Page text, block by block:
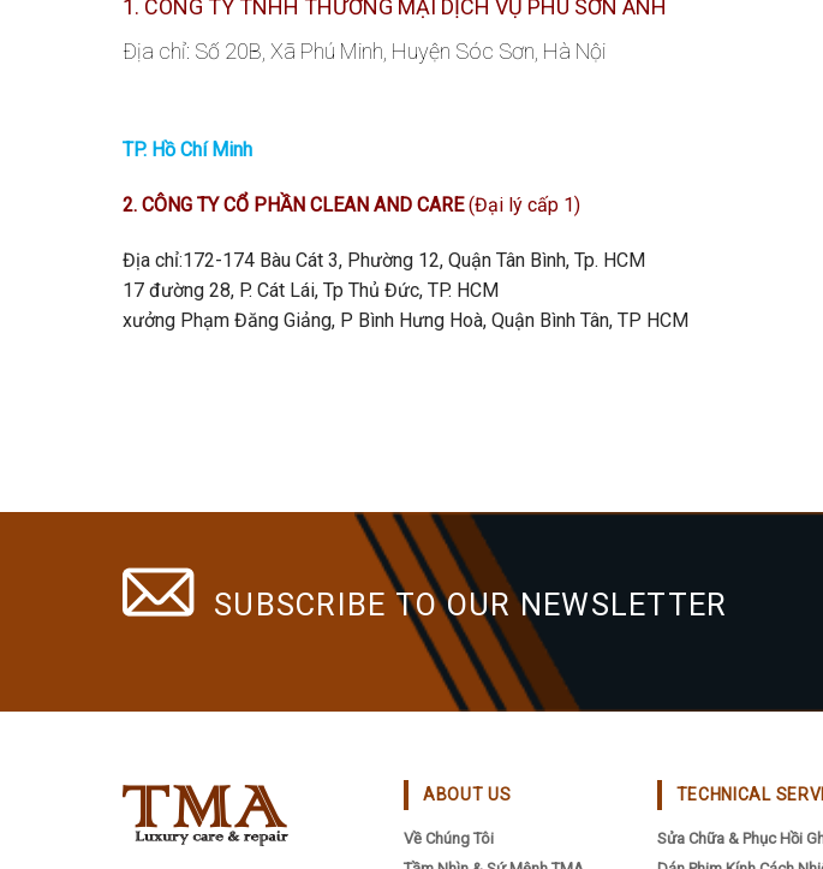
1. CÔNG TY TNHH THƯƠNG MẠI DỊCH VỤ PHÚ SƠN ANH
Địa chỉ: Số 20B, Xã Phú Minh, Huyện Sóc Sơn, Hà Nội
TP. Hồ Chí Minh
2. CÔNG TY CỔ PHẦN CLEAN AND CARE(Đại lý cấp 1)
Địa chỉ:172-174 Bàu Cát 3, Phường 12, Quận Tân Bình, Tp. HCM
17 đường 28, P. Cát Lái, Tp Thủ Đức, TP. HCM
xưởng Phạm Đăng Giảng, P Bình Hưng Hoà, Quận Bình Tân, TP HCM
SUBSCRIBE TO OUR NEWSLETTER
ABOUT US
Về Chúng Tôi
TECHNICAL
Sửa Chữa & Phục Hồi